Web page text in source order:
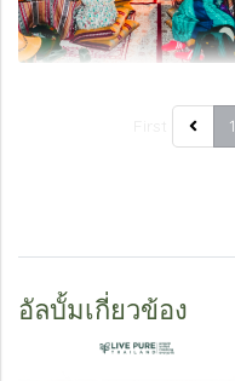
1
อัลบั้มเกี่ยวข้อง